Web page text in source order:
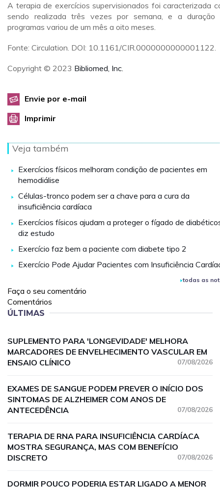
A terapia de exercícios supervisionados foi caracterizada
sendo realizada três vezes por semana, e a duração
programas variou de um mês a oito meses.
Fonte: Circulation. DOI: 10.1161/CIR.0000000000001122.
Copyright © 2023 Bibliomed, Inc.
Envie por e-mail
Imprimir
Veja também
Exercícios físicos melhoram condição de pacientes em
hemodiálise
Células-tronco podem ser a chave para a cura da
insuficiência cardíaca
Exercícios físicos ajudam a proteger o fígado de
diz estudo
Exercício faz bem a paciente com diabete tipo 2
Exercício Pode Ajudar Pacientes com Insuficiência
todas as
Faça o seu comentário
Comentários
ÚLTIMAS
SUPLEMENTO PARA 'LONGEVIDADE' MELHORA
MARCADORES DE ENVELHECIMENTO VASCULAR EM
ENSAIO CLÍNICO
07/08/2026
EXAMES DE SANGUE PODEM PREVER O INÍCIO DOS
SINTOMAS DE ALZHEIMER COM ANOS DE
ANTECEDÊNCIA
07/08/2026
TERAPIA DE RNA PARA INSUFICIÊNCIA CARDÍACA
MOSTRA SEGURANÇA, MAS COM BENEFÍCIO
DISCRETO
07/08/2026
DORMIR POUCO PODERIA ESTAR LIGADO A MENOR